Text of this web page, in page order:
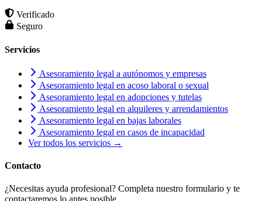
Verificado
Seguro
Servicios
Asesoramiento legal a autónomos y empresas
Asesoramiento legal en acoso laboral o sexual
Asesoramiento legal en adopciones y tutelas
Asesoramiento legal en alquileres y arrendamientos
Asesoramiento legal en bajas laborales
Asesoramiento legal en casos de incapacidad
Ver todos los servicios →
Contacto
¿Necesitas ayuda profesional? Completa nuestro formulario y te